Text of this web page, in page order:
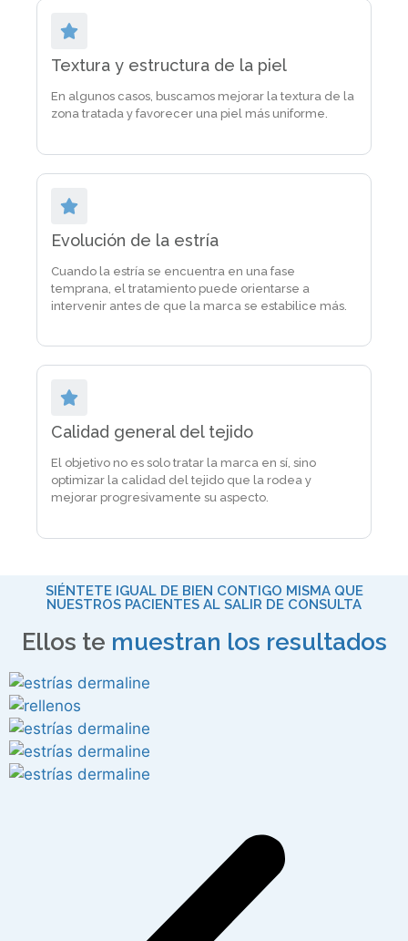
Textura y estructura de la piel
En algunos casos, buscamos mejorar la textura de la
zona tratada y favorecer una piel más uniforme.
Evolución de la estría
Cuando la estría se encuentra en una fase
temprana, el tratamiento puede orientarse a
intervenir antes de que la marca se estabilice más.
Calidad general del tejido
El objetivo no es solo tratar la marca en sí, sino
optimizar la calidad del tejido que la rodea y
mejorar progresivamente su aspecto.
SIÉNTETE IGUAL DE BIEN CONTIGO MISMA QUE
NUESTROS PACIENTES AL SALIR DE CONSULTA
Ellos te muestran los resultados